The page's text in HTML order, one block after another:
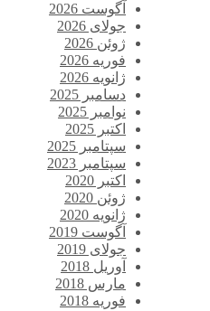
آگوست 2026
جولای 2026
ژوئن 2026
فوریه 2026
ژانویه 2026
دسامبر 2025
نوامبر 2025
اکتبر 2025
سپتامبر 2025
سپتامبر 2023
اکتبر 2020
ژوئن 2020
ژانویه 2020
آگوست 2019
جولای 2019
آوریل 2018
مارس 2018
فوریه 2018